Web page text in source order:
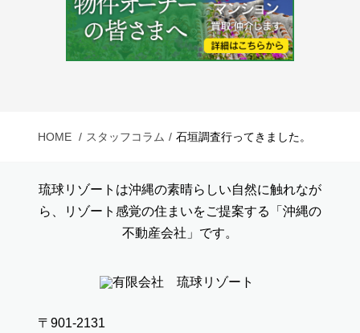
HOME スタッフコラム 石垣調査行ってきました。
琉球リゾートは沖縄の素晴らしい自然に触れなが
ら、リゾート感覚の住まいをご提案する「沖縄の
不動産会社」です。
〒901-2131